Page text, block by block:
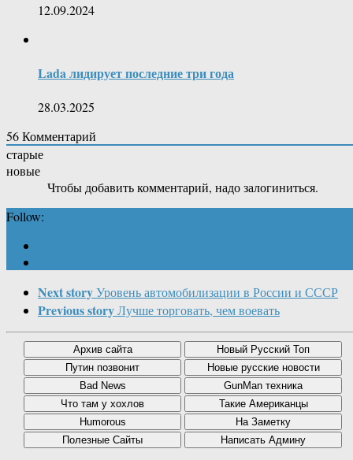
12.09.2024
Lada лидирует последние три года
28.03.2025
56Комментарий
старые
новые
Чтобы добавить комментарий, надо залогиниться.
Follow:
Next storyУровень автомобилизации в России и СССР
Previous storyЛучше торговать, чем воевать